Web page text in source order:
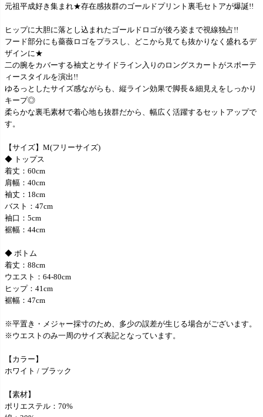
元祖平成好き集まれ★存在感抜群のゴールドプリント裏毛セトアが爆誕!!
ヒップに大胆に落とし込まれたゴールドロゴが後ろ姿まで視線独占!!
フード部分にも薔薇ロゴをプラスし、どこから見ても抜かりなく盛れるデ
ザインに★
二の腕をカバーする袖丈とサイドライン入りのロングスカートがスポーテ
ィースタイルを演出!!
ゆるっとしたサイズ感ながらも、縦ライン効果で脚長＆細見えをしっかり
キープ◎
柔らかな裏毛素材で着心地も抜群だから、幅広く活躍するセットアップで
す。
【サイズ】M(フリーサイズ)
◆ トップス
着丈：60cm
肩幅：40cm
袖丈：18cm
バスト：47cm
袖口：5cm
裾幅：44cm
◆ ボトム
着丈：88cm
ウエスト：64-80cm
ヒップ：41cm
裾幅：47cm
※平置き・メジャー採寸のため、多少の誤差が生じる場合がございます。
※ウエストのみ一周のサイズ表記となっています。
【カラー】
ホワイト / ブラック
【素材】
ポリエステル：70%